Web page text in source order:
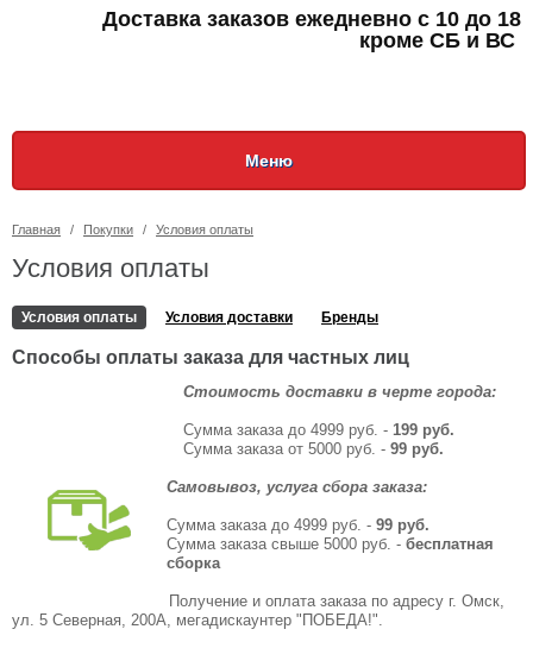
Доставка заказов ежедневно с 10 до 18
кроме СБ и ВС
Меню
Главная / Покупки / Условия оплаты
Условия оплаты
Условия оплаты Условия доставки Бренды
Способы оплаты заказа для частных лиц
Стоимость доставки в черте города:
Сумма заказа до 4999 руб. - 199 руб.
Сумма заказа от 5000 руб. - 99 руб.
Самовывоз, услуга сбора заказа:
Сумма заказа до 4999 руб. - 99 руб.
Сумма заказа свыше 5000 руб. - бесплатная
сборка
Получение и оплата заказа по адресу г. Омск,
ул. 5 Северная, 200А, мегадискаунтер "ПОБЕДА!".